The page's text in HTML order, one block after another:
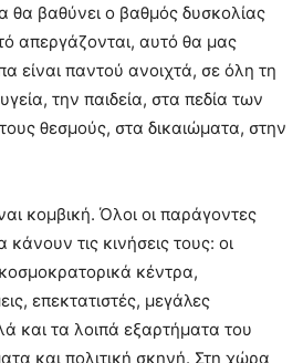
θα βαθύνει ο βαθμός δυσκολίας
απεργάζονται, αυτό θα μας
είναι παντού ανοιχτά, σε όλη τη
την παιδεία, στα πεδία των
θεσμούς, στα δικαιώματα, στην
κομβική. Όλοι οι παράγοντες
τις κινήσεις τους: οι
κέντρα,
επεκτατιστές, μεγάλες
και τα λοιπά εξαρτήματα του
και πολιτική σκηνή. Στη χώρα